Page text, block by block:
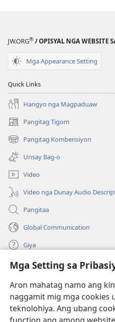
Mga Setting sa
Aron mahatag namo ang
naggamit mig mga cookies
teknolohiya. Ang ubang
JW.ORG® / OPISYAL NGA WEBSITE
Mga Appearance Setting
Quick Links
Hangyo nga Magpaduaw
Pangitag Tigom
(mo-
open
ug
bag-
ong
window)
Pangitag Kombensiyon
(mo-
open
ug
bag-
ong
window)
Unsay Bag-o
Video
Video nga Dunay Audio
Pangitaa
Global Communication
Giya
Donasyon
(mo-
open
bag-
ong
window)
Watchtower ONLINE NGA
(mo-
open
ug
JW Hub